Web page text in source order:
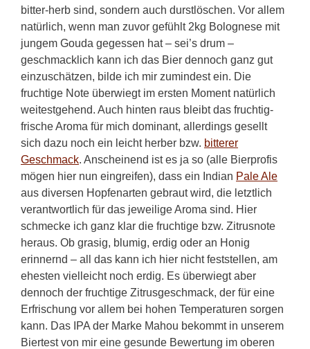
bitter-herb sind, sondern auch durstlöschen. Vor allem
natürlich, wenn man zuvor gefühlt 2kg Bolognese mit
jungem Gouda gegessen hat – sei’s drum –
geschmacklich kann ich das Bier dennoch ganz gut
einzuschätzen, bilde ich mir zumindest ein. Die
fruchtige Note überwiegt im ersten Moment natürlich
weitestgehend. Auch hinten raus bleibt das fruchtig-
frische Aroma für mich dominant, allerdings gesellt
sich dazu noch ein leicht herber bzw. bitterer
Geschmack. Anscheinend ist es ja so (alle Bierprofis
mögen hier nun eingreifen), dass ein Indian Pale Ale
aus diversen Hopfenarten gebraut wird, die letztlich
verantwortlich für das jeweilige Aroma sind. Hier
schmecke ich ganz klar die fruchtige bzw. Zitrusnote
heraus. Ob grasig, blumig, erdig oder an Honig
erinnernd – all das kann ich hier nicht feststellen, am
ehesten vielleicht noch erdig. Es überwiegt aber
dennoch der fruchtige Zitrusgeschmack, der für eine
Erfrischung vor allem bei hohen Temperaturen sorgen
kann. Das IPA der Marke Mahou bekommt in unserem
Biertest von mir eine gesunde Bewertung im oberen